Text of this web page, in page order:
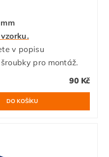
v popisu
pro montáž.
90 Kč